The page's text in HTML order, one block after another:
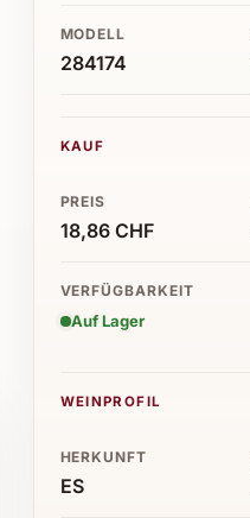
MODELL
284174
KAUF
PREIS
18,86 CHF
VERFÜGBARKEIT
Auf Lager
WEINPROFIL
HERKUNFT
ES